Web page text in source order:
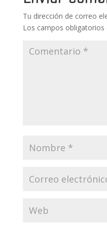
Tu dirección de correo
Los campos